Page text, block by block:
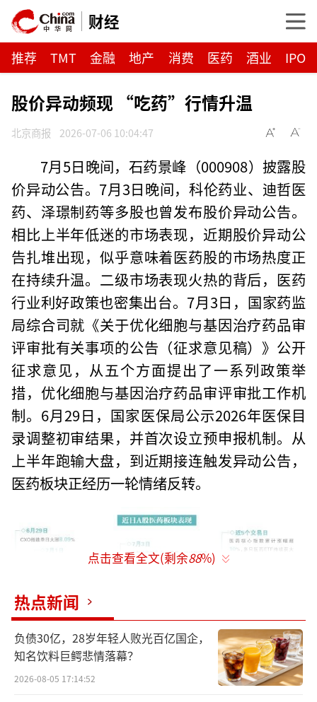
财经
推荐 TMT 金融 地产 消费 医药 酒业 IPO
股价异动频现 “吃药”行情升温
北京商报 2026-07-06 10:04:47
7月5日晚间，石药景峰（000908）披露股
价异动公告。7月3日晚间，科伦药业、迪哲医
药、泽璟制药等多股也曾发布股价异动公告。
相比上半年低迷的市场表现，近期股价异动公
告扎堆出现，似乎意味着医药股的市场热度正
在持续升温。二级市场表现火热的背后，医药
行业利好政策也密集出台。7月3日，国家药监
局综合司就《关于优化细胞与基因治疗药品审
评审批有关事项的公告（征求意见稿）》公开
征求意见，从五个方面提出了一系列政策举
措，优化细胞与基因治疗药品审评审批工作机
制。6月29日，国家医保局公示2026年医保目
录调整初审结果，并首次设立预申报机制。从
上半年跑输大盘，到近期接连触发异动公告，
医药板块正经历一轮情绪反转。
多股股价异动
点击查看全文(剩余88%)
热点新闻
负债30亿，28岁年轻人败光百亿国企，
知名饮料巨鳄悲情落幕？
2026-08-05 17:14:52